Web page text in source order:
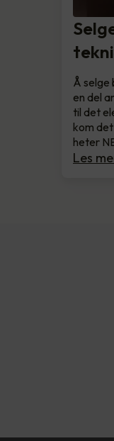
Å selge
en del
til det
kom
heter
Les